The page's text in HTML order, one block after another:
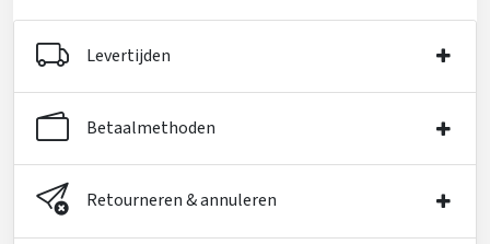
Levertijden
Betaalmethoden
Retourneren & annuleren